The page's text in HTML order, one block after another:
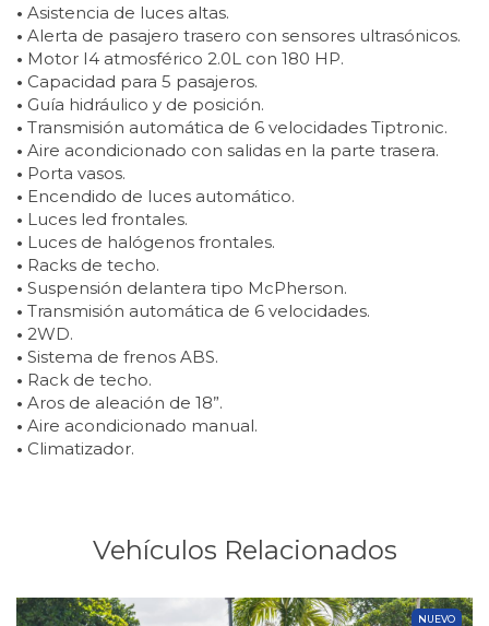
• Asistencia de luces altas.
• Alerta de pasajero trasero con sensores ultrasónicos.
• Motor I4 atmosférico 2.0L con 180 HP.
• Capacidad para 5 pasajeros.
• Guía hidráulico y de posición.
• Transmisión automática de 6 velocidades Tiptronic.
• Aire acondicionado con salidas en la parte trasera.
• Porta vasos.
• Encendido de luces automático.
• Luces led frontales.
• Luces de halógenos frontales.
• Racks de techo.
• Suspensión delantera tipo McPherson.
• Transmisión automática de 6 velocidades.
• 2WD.
• Sistema de frenos ABS.
• Rack de techo.
• Aros de aleación de 18”.
• Aire acondicionado manual.
• Climatizador.
Vehículos Relacionados
NUEVO